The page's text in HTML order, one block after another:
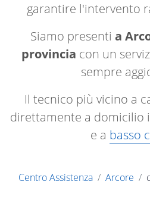
garantire l'intervento
Siamo presenti a
provincia con un
sempre
Il tecnico più vicino a
direttamente a domicilio
e a basso
Centro Assistenza Arcore